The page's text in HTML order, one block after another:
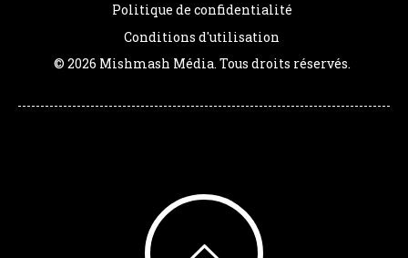
Politique de confidentialité
Conditions d'utilisation
© 2026 Mishmash Média. Tous droits réservés.